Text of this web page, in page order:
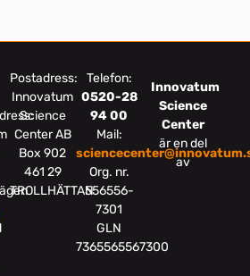
Postadress:
Innovatum
Science
Center AB
Box 902
461 29
TROLLHÄTTAN
Telefon:
0520-28
94 00
Mail:
Org. nr.
556556-
7301
GLN
7365565567300
Innovatum
Science
Center
är en del
av